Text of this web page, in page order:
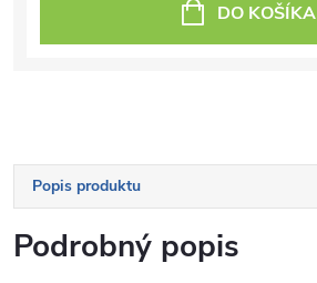
DO KOŠÍKA
Popis produktu
Podrobný popis